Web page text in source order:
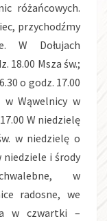
różańcowych.
przychodźmy
W Dołujach
18.00 Msza św.;
o godz. 17.00
w Wąwelnicy w
W niedzielę
w niedzielę o
niedziele i środy
w
radosne, we
w czwartki –